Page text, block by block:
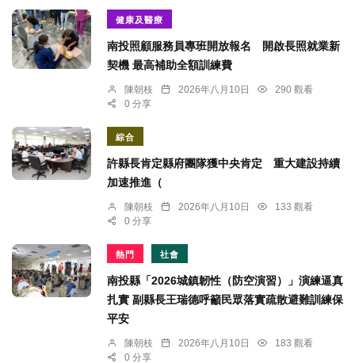
健康及醫療
南投照顧服務員專班開放報名 開啟長照就業新
契機 最高補助全額訓練費
陳朝枝 2026年八月10日
290 觀看
0 分享
綜合
許縣長肯定縣府團隊獲中央肯定 重大建設持續
加速推進（
陳朝枝 2026年八月10日
133 觀看
0 分享
熱門 社會
南投縣「2026城鎮韌性（防空演習）」演練逼真
扎實 副縣長王瑞德呼籲民眾落實疏散避難訓練保
平安
陳朝枝 2026年八月10日
183 觀看
0 分享